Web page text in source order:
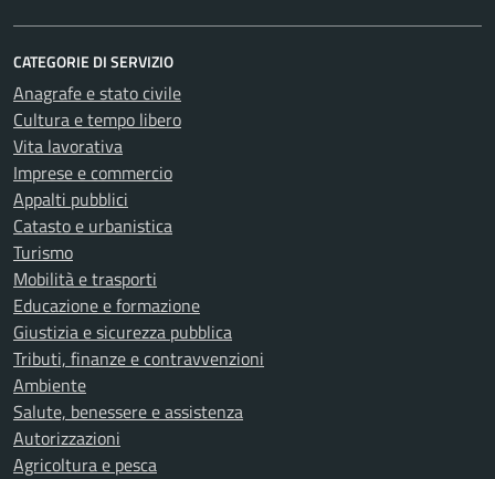
CATEGORIE DI SERVIZIO
Anagrafe e stato civile
Cultura e tempo libero
Vita lavorativa
Imprese e commercio
Appalti pubblici
Catasto e urbanistica
Turismo
Mobilità e trasporti
Educazione e formazione
Giustizia e sicurezza pubblica
Tributi, finanze e contravvenzioni
Ambiente
Salute, benessere e assistenza
Autorizzazioni
Agricoltura e pesca